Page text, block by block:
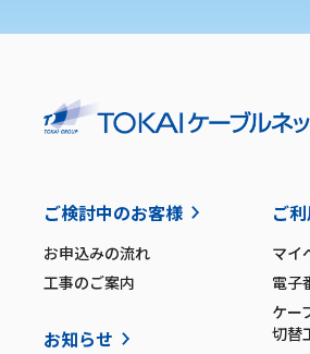
ご検討中のお客様
お申込みの流れ
工事のご案内
お知らせ
ご
マイ
電子
ケー
切替